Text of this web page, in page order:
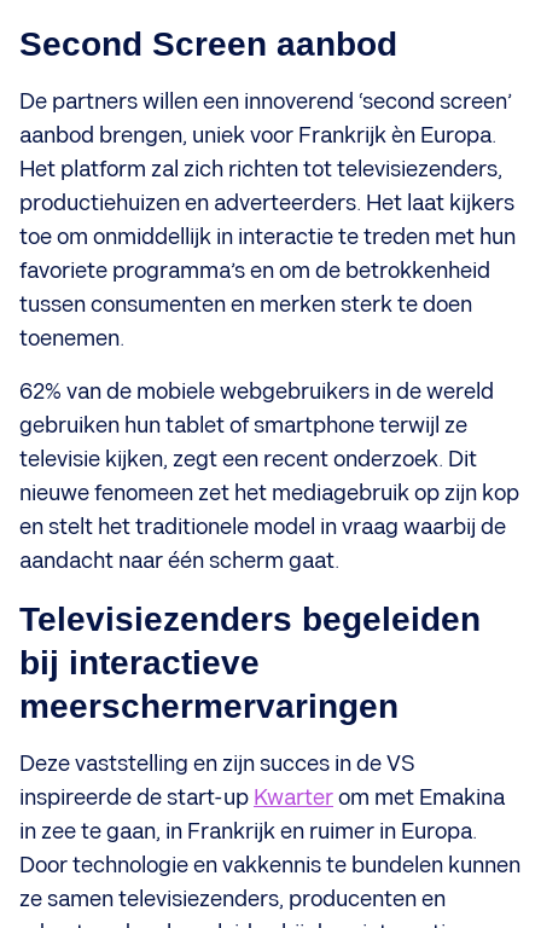
Second Screen aanbod
De partners willen een innoverend ‘second screen’
aanbod brengen, uniek voor Frankrijk èn Europa.
Het platform zal zich richten tot televisiezenders,
productiehuizen en adverteerders. Het laat kijkers
toe om onmiddellijk in interactie te treden met hun
favoriete programma’s en om de betrokkenheid
tussen consumenten en merken sterk te doen
toenemen.
62% van de mobiele webgebruikers in de wereld
gebruiken hun tablet of smartphone terwijl ze
televisie kijken, zegt een recent onderzoek. Dit
nieuwe fenomeen zet het mediagebruik op zijn kop
en stelt het traditionele model in vraag waarbij de
aandacht naar één scherm gaat.
Televisiezenders begeleiden
bij interactieve
meerschermervaringen
Deze vaststelling en zijn succes in de VS
inspireerde de start-up Kwarterom met Emakina
in zee te gaan, in Frankrijk en ruimer in Europa.
Door technologie en vakkennis te bundelen kunnen
ze samen televisiezenders, producenten en